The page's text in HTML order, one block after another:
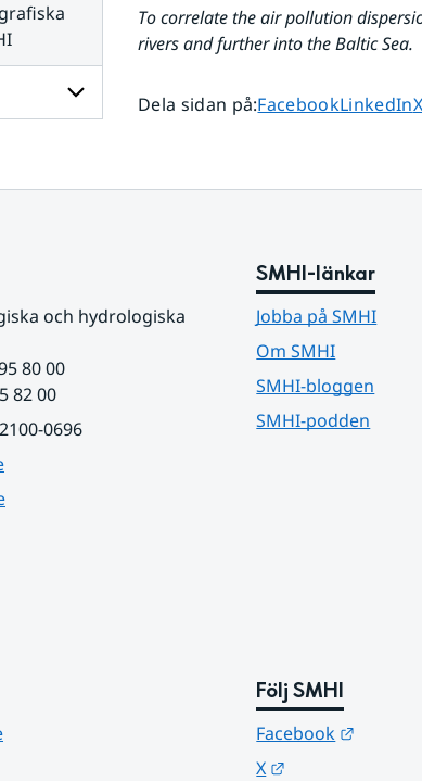
Tema
To correlate the air pollution
rivers and further into the Baltic Sea.
Dela sidan på:Dela sidan på
FacebookDela
LinkedInX
och hydrologiska
80 00
82 00
0696
SMHI-länkar
Jobba på SMHI
Om SMHI
SMHI-bloggen
SMHI-podden
Följ SMHI
Facebook
X